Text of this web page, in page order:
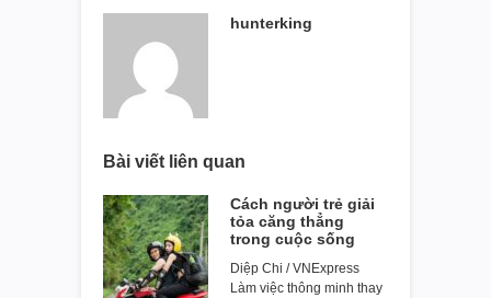
hunterking
Bài viết liên quan
Cách người trẻ giải
tỏa căng thẳng
trong cuộc sống
Diệp Chi / VNExpress
Làm việc thông minh thay